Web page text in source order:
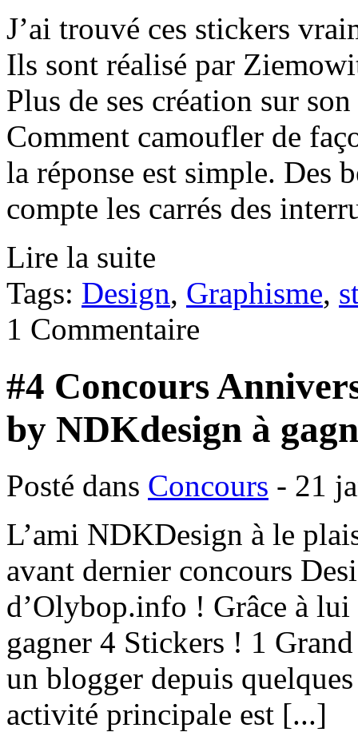
J’ai trouvé ces stickers
Ils sont réalisé par
Plus de ses création sur
Comment camoufler de
la réponse est simple. Des
compte les carrés des
Lire la suite
Tags: Design, Graphisme,
1 Commentaire
#4 Concours
by NDKdesign à
Posté dans Concours - 21
L’ami NDKDesign à le
avant dernier concours
d’Olybop.info ! Grâce à
gagner 4 Stickers ! 1
un blogger depuis
activité principale est [...]